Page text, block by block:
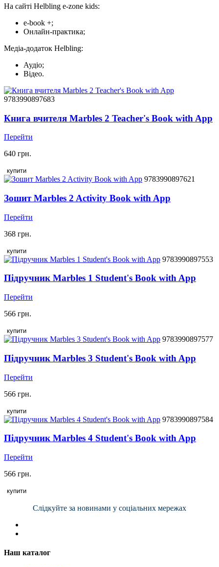
На сайті Helbling e-zone kids:
e-book +;
Онлайн-практика;
Медіа-додаток Helbling:
Аудіо;
Відео.
9783990897683
Книга вчителя Marbles 2 Teacher's Book with App
Перейти
640 грн.
купити
9783990897621
Зошит Marbles 2 Activity Book with App
Перейти
368 грн.
купити
9783990897553
Підручник Marbles 1 Student's Book with App
Перейти
566 грн.
купити
9783990897577
Підручник Marbles 3 Student's Book with App
Перейти
566 грн.
купити
9783990897584
Підручник Marbles 4 Student's Book with App
Перейти
566 грн.
купити
Слідкуйте за новинами у соціальних мережах
Наш каталог